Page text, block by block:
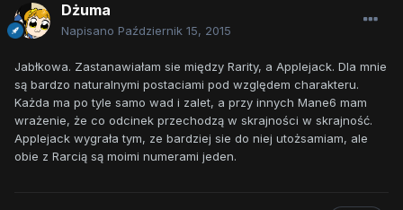
Dżuma
Napisano Październik 15, 2015
Jabłkowa. Zastanawiałam sie między Rarity, a Applejack. Dla mnie
są bardzo naturalnymi postaciami pod względem charakteru.
Każda ma po tyle samo wad i zalet, a przy innych Mane6 mam
wrażenie, że co odcinek przechodzą w skrajności w skrajność.
Applejack wygrała tym, ze bardziej sie do niej utożsamiam, ale
obie z Rarcią są moimi numerami jeden.